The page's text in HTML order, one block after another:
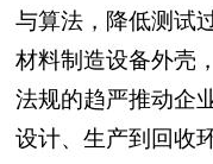
与算法，降低测试
材料制造设备外壳
法规的趋严推动企
设计、生产到回收